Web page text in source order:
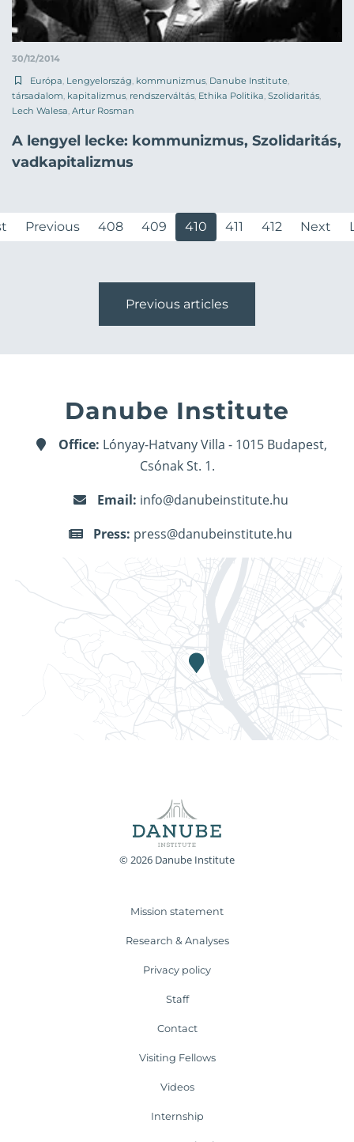
30/12/2014
Európa, Lengyelország, kommunizmus, Danube Institute,
társadalom, kapitalizmus, rendszerváltás, Ethika Politika, Szolidaritás,
Lech Walesa, Artur Rosman
A lengyel lecke: kommunizmus, Szolidaritás,
vadkapitalizmus
Previous 408 409 410 411 412 Next
Previous articles
Danube Institute
Office: Lónyay-Hatvany Villa - 1015 Budapest,
Csónak St. 1.
Email: info@danubeinstitute.hu
Press: press@danubeinstitute.hu
© 2026 Danube Institute
Mission statement
Research & Analyses
Privacy policy
Staff
Contact
Visiting Fellows
Videos
Internship